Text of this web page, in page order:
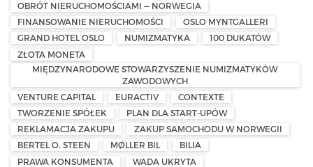
OBRÓT NIERUCHOMOŚCIAMI — NORWEGIA
FINANSOWANIE NIERUCHOMOŚCI
OSLO MYNTGALLERI
GRAND HOTEL OSLO
NUMIZMATYKA
100 DUKATÓW
ZŁOTA MONETA
MIĘDZYNARODOWE STOWARZYSZENIE NUMIZMATYKÓW
ZAWODOWYCH
VENTURE CAPITAL
EURACTIV
CONTEXTE
TWORZENIE SPÓŁEK
PLAN DLA START-UPÓW
REKLAMACJA ZAKUPU
ZAKUP SAMOCHODU W NORWEGII
BERTEL O. STEEN
MØLLER BIL
BILIA
PRAWA KONSUMENTA
WADA UKRYTA